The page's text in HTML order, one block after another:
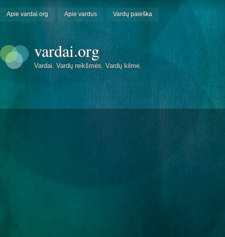
Apie vardai.org Apie vardus Vardų paieška
vardai.org
Vardai. Vardų reikšmės. Vardų kilmė.